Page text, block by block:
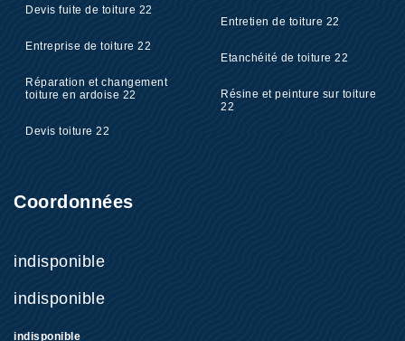
Devis fuite de toiture 22
Entreprise de toiture 22
Réparation et changement
toiture en ardoise 22
Devis toiture 22
Entretien de toiture 22
Etanchéité de toiture 22
Résine et peinture sur toiture
22
Coordonnées
indisponible
indisponible
indisponible